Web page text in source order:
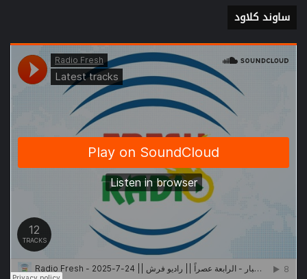
ساوند كلاود